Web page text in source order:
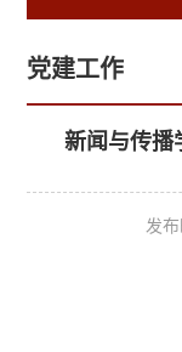
党建工作
新闻与传播
发布